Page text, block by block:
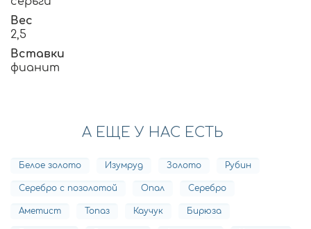
Вес
2,5
Вставки
фианит
А ЕЩЕ У НАС ЕСТЬ
Белое золото Изумруд Золото Рубин
Серебро с позолотой Опал Серебро
Аметист Топаз Каучук Бирюза